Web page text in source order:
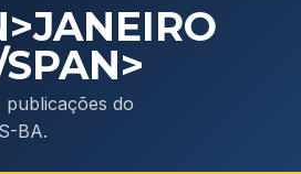
publicações do
BA.